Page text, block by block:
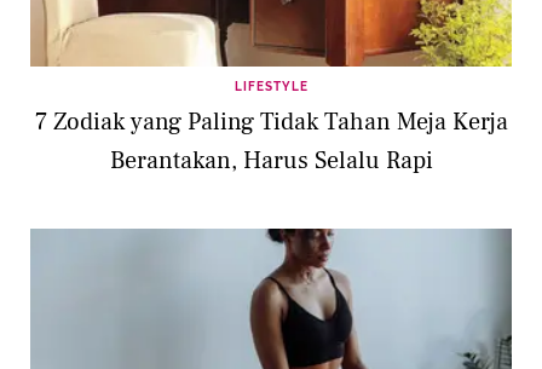
LIFESTYLE
7 Zodiak yang Paling Tidak Tahan Meja Kerja
Berantakan, Harus Selalu Rapi